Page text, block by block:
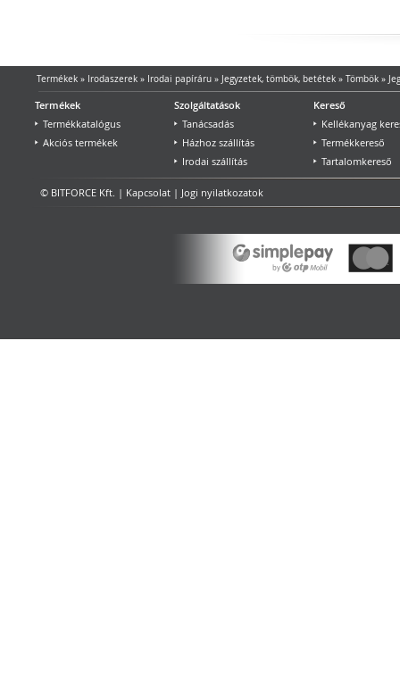
Termékek» Irodaszerek» Irodai papíráru» Jegyzetek, tömbök, betétek» Tömbök»
Termékek
Termékkatalógus
Akciós termékek
Szolgáltatások
Tanácsadás
Házhoz szállítás
Irodai szállítás
Kereső
Kellékanyag
Termékkereső
Tartalomkereső
© BITFORCE Kft. | Kapcsolat | Jogi nyilatkozatok